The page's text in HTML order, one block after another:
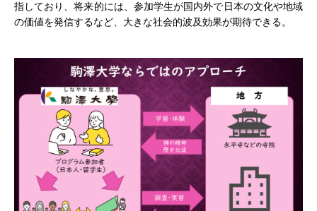
指しており、将来的には、参加学生が国内外で日本の文化や地域
の価値を発信するなど、大きな社会的波及効果が期待できる。